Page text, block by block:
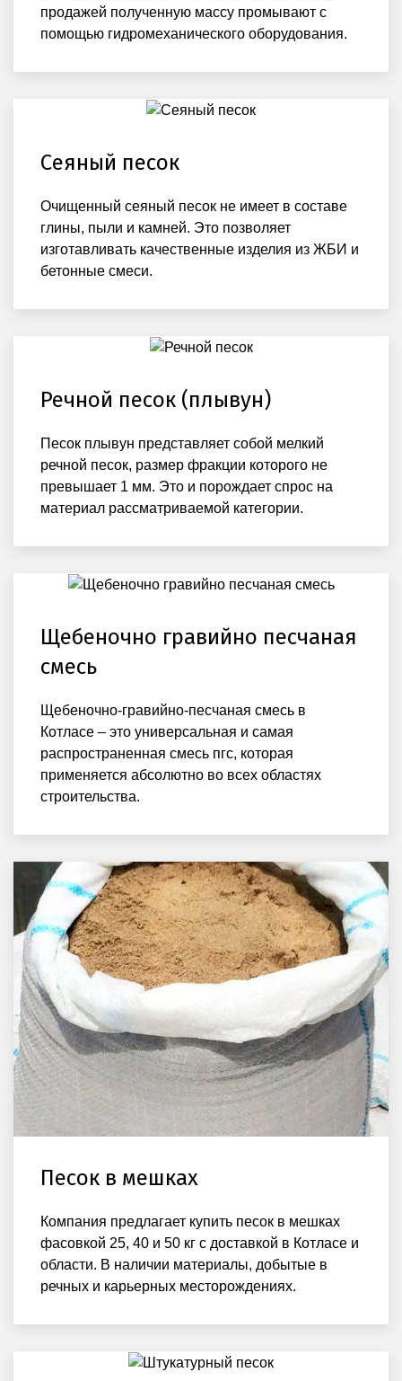
продажей полученную массу промывают с
помощью гидромеханического оборудования.
Сеяный песок
Очищенный сеяный песок не имеет в составе
глины, пыли и камней. Это позволяет
изготавливать качественные изделия из ЖБИ и
бетонные смеси.
Речной песок (плывун)
Песок плывун представляет собой мелкий
речной песок, размер фракции которого не
превышает 1 мм. Это и порождает спрос на
материал рассматриваемой категории.
Щебеночно гравийно песчаная
смесь
Щебеночно-гравийно-песчаная смесь в
Котласе – это универсальная и самая
распространенная смесь пгс, которая
применяется абсолютно во всех областях
строительства.
Песок в мешках
Компания предлагает купить песок в мешках
фасовкой 25, 40 и 50 кг с доставкой в Котласе и
области. В наличии материалы, добытые в
речных и карьерных месторождениях.